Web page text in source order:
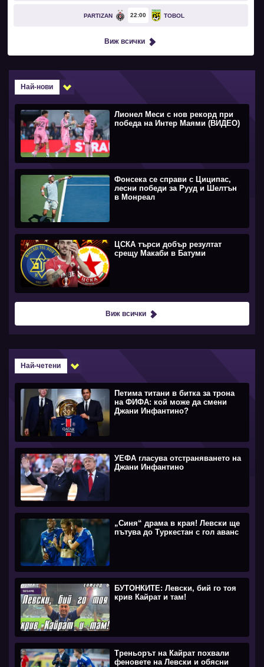
PARTIZAN 22 00 TOBOL
Виж всички
Най-нови
Лионел Меси с нов рекорд при
победа на Интер Маями (ВИДЕО)
Фонсека се справи с Циципас,
лесни победи за Рууд и Шелтън
в Монреал
ЦСКА търси добър резултат
срещу Макаби в Батуми
Виж всички
Най-четени
Петима титани в битка за трона
на ФИФА: кой може да смени
Джани Инфантино?
УЕФА гласува отстраняването на
Джани Инфантино
„Синя“ драма в края! Левски ще
пътува до Туркестан с гол аванс
БУТОНКИТЕ: Левски, бий го тоя
крив Кайрат и там!
Треньорът на Кайрат похвали
феновете на Левски и обясни